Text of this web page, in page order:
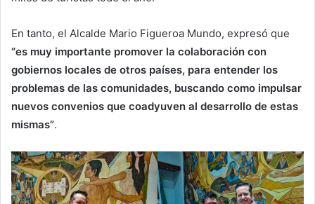
En tanto, el Alcalde Mario Figueroa Mundo, expresó que
“es muy importante promover la colaboración con
gobiernos locales de otros países, para entender los
problemas de las comunidades, buscando como impulsar
nuevos convenios que coadyuven al desarrollo de estas
mismas”.